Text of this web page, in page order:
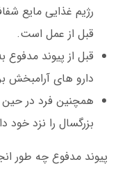
رژیم غذایی مایع
قبل از عمل است.
قبل از پیوند مدفوع
دارو های آرامبخش
همچنین فرد در حین
بزرگسال را نزد خود
پیوند مدفوع چه طور